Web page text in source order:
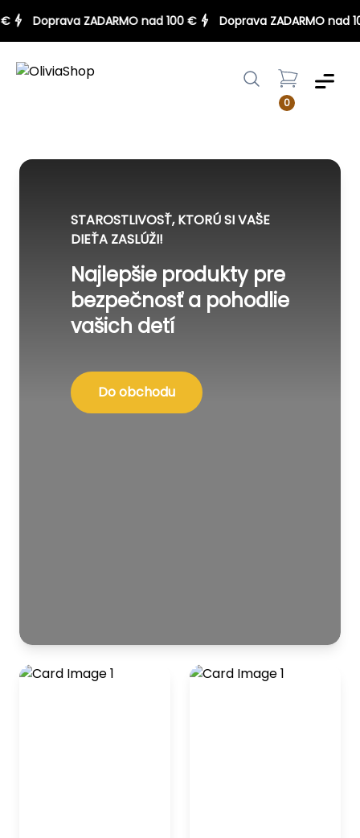
€ Doprava ZADARMO nad 100 € Doprava ZADARMO
0
Menu
STAROSTLIVOSŤ, KTORÚ SI VAŠE
DIEŤA ZASLÚŽI!
Najlepšie produkty pre
bezpečnosť a pohodlie
vašich detí
Do obchodu